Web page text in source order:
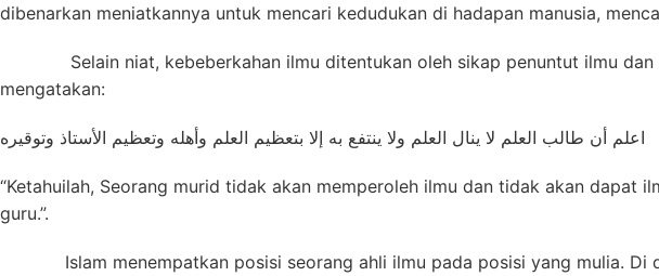
dibenarkan meniatkannya untuk mencari kedudukan di hadapan manusia,
Selain niat, kebeberkahan ilmu ditentukan oleh sikap penuntut ilmu dan
mengatakan:
اعلم أن طالب العلم لا ينال العلم ولا ينتفع به إلا بتعظيم العلم وأهله وتعظيم الأستاذ وتوقيره
“Ketahuilah, Seorang murid tidak akan memperoleh ilmu dan tidak akan dapat
guru.”.
Islam menempatkan posisi seorang ahli ilmu pada posisi yang mulia. Di